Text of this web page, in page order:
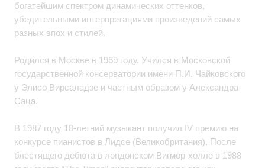
богатейшим спектром динамических оттенков,
убедительными интерпретациями произведений самых
разных эпох и стилей.
Родился в Москве в 1969 году. Учился в Московской
государственной консерватории имени П.И. Чайковского
у Элисо Вирсаладзе и частным образом у Александра
Саца.
В 1987 году 18-летний музыкант получил IV премию на
конкурсе пианистов в Лидсе (Великобритания). После
блестящего дебюта в лондонском Вигмор-холле в 1988